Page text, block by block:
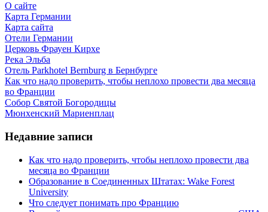
О сайте
Карта Германии
Карта сайта
Отели Германии
Церковь Фрауен Кирхе
Река Эльба
Отель Parkhotel Bernburg в Бернбурге
Как что надо проверить, чтобы неплохо провести два месяца
во Франции
Собор Святой Богородицы
Мюнхенский Мариенплац
Недавние записи
Как что надо проверить, чтобы неплохо провести два
месяца во Франции
Образование в Соединенных Штатах: Wake Forest
University
Что следует понимать про Францию